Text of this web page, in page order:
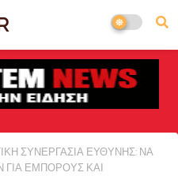
ΣΥΝΕΡΓΑΣΙΑ ΕΥΘΥΝΗΣ: ΝΑ
ΓΙΑ ΕΜΠΟΡΟΥΣ ΚΑΙ